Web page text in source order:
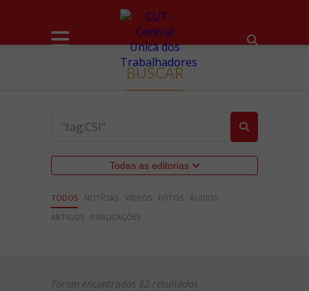
BUSCAR
Todas as editorias
TODOS NOTÍCIAS VÍDEOS FOTOS ÁUDIOS
ARTIGOS
PUBLICAÇÕES
Foram encontrados 82 resultados